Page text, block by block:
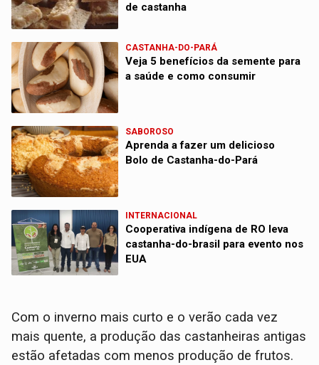
de castanha
CASTANHA-DO-PARÁ
Veja 5 benefícios da semente para
a saúde e como consumir
SABOROSO
Aprenda a fazer um delicioso
Bolo de Castanha-do-Pará
INTERNACIONAL
Cooperativa indígena de RO leva
castanha-do-brasil para evento nos
EUA
Com o inverno mais curto e o verão cada vez
mais quente, a produção das castanheiras antigas
estão afetadas com menos produção de frutos.